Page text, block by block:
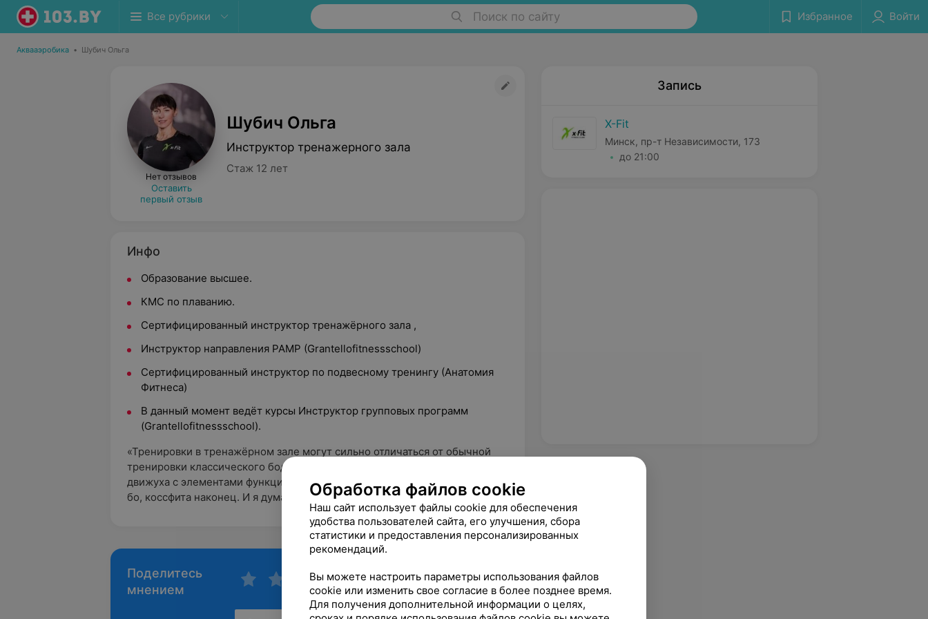
Все рубрики Поиск по сайту Избранное Войти
Аквааэробика • Шубич Ольга
Нет отзывов
Оставить
первый отзыв
Шубич Ольга
Инструктор тренажерного зала
Стаж 12 лет
Инфо
Образование высшее.
КМС по плаванию.
Сертифицированный инструктор тренажёрного зала ,
Инструктор направления PAMP (Grantellofitnessschool)
Сертифицированный инструктор по подвесному тренингу (Анатомия
Фитнеса)
В данный момент ведёт курсы Инструктор групповых программ
(Grantellofitnessschool).
«Тренировки в тренажёрном зале могут сильно отличаться от обычной
тренировки классического бодибилдинга. Поверьте, это может быть
движуха с элементами функционального тренинга, пампа, TRX, степа, тай
бо, коссфита наконец. И я думаю, я смогу Вам эту движуху обеспечить»
Поделитесь
мнением
Запись
X-Fit
Минск, пр-т Независимости, 173
до 21:00
Обработка файлов cookie
Наш сайт использует файлы cookie для обеспечения
удобства пользователей сайта, его улучшения, сбора
статистики и предоставления персонализированных
рекомендаций.
Вы можете настроить параметры использования файлов
cookie или изменить свое согласие в более позднее время.
Для получения дополнительной информации о целях,